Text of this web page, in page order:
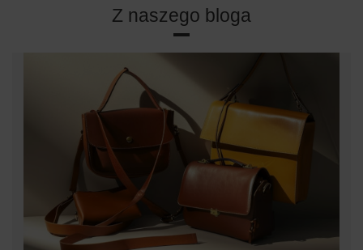
Z naszego bloga